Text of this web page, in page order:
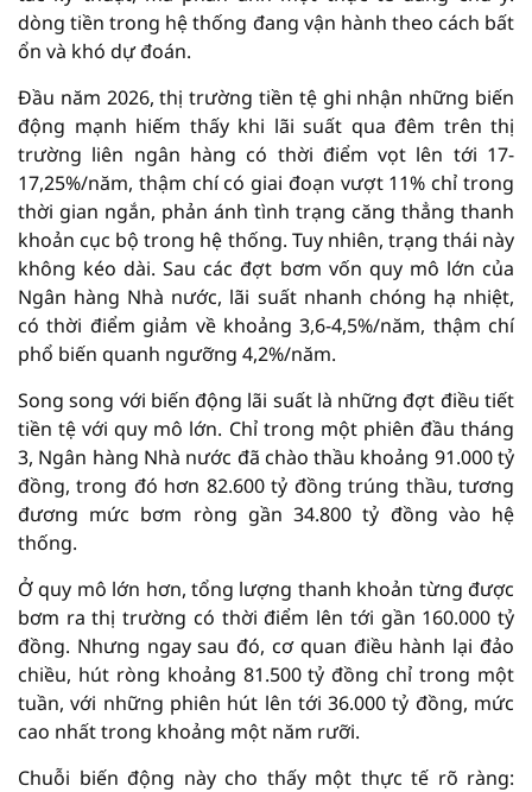
dòng tiền trong hệ thống đang vận hành theo cách bất
ổn và khó dự đoán.
Đầu năm 2026, thị trường tiền tệ ghi nhận những biến
động mạnh hiếm thấy khi lãi suất qua đêm trên thị
trường liên ngân hàng có thời điểm vọt lên tới 17-
17,25%/năm, thậm chí có giai đoạn vượt 11% chỉ trong
thời gian ngắn, phản ánh tình trạng căng thẳng thanh
khoản cục bộ trong hệ thống. Tuy nhiên, trạng thái này
không kéo dài. Sau các đợt bơm vốn quy mô lớn của
Ngân hàng Nhà nước, lãi suất nhanh chóng hạ nhiệt,
có thời điểm giảm về khoảng 3,6-4,5%/năm, thậm chí
phổ biến quanh ngưỡng 4,2%/năm.
Song song với biến động lãi suất là những đợt điều tiết
tiền tệ với quy mô lớn. Chỉ trong một phiên đầu tháng
3, Ngân hàng Nhà nước đã chào thầu khoảng 91.000 tỷ
đồng, trong đó hơn 82.600 tỷ đồng trúng thầu, tương
đương mức bơm ròng gần 34.800 tỷ đồng vào hệ
thống.
Ở quy mô lớn hơn, tổng lượng thanh khoản từng được
bơm ra thị trường có thời điểm lên tới gần 160.000 tỷ
đồng. Nhưng ngay sau đó, cơ quan điều hành lại đảo
chiều, hút ròng khoảng 81.500 tỷ đồng chỉ trong một
tuần, với những phiên hút lên tới 36.000 tỷ đồng, mức
cao nhất trong khoảng một năm rưỡi.
Chuỗi biến động này cho thấy một thực tế rõ ràng: